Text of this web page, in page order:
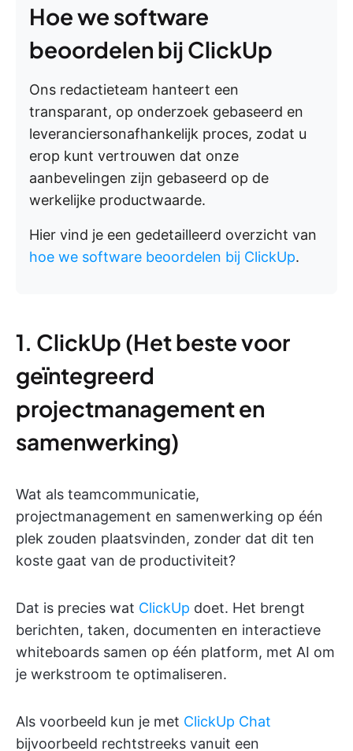
Hoe we software
beoordelen bij ClickUp
Ons redactieteam hanteert een
transparant, op onderzoek gebaseerd en
leveranciersonafhankelijk proces, zodat u
erop kunt vertrouwen dat onze
aanbevelingen zijn gebaseerd op de
werkelijke productwaarde.
Hier vind je een gedetailleerd overzicht van
hoe we software beoordelen bij ClickUp.
1. ClickUp (Het beste voor
geïntegreerd
projectmanagement en
samenwerking)
Wat als teamcommunicatie,
projectmanagement en samenwerking op één
plek zouden plaatsvinden, zonder dat dit ten
koste gaat van de productiviteit?
Dat is precies wat ClickUp doet. Het brengt
berichten, taken, documenten en interactieve
whiteboards samen op één platform, met AI om
je werkstroom te optimaliseren.
Als voorbeeld kun je met ClickUp Chat
bijvoorbeeld rechtstreeks vanuit een